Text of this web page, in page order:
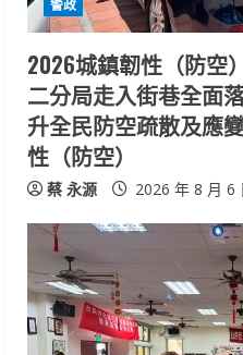
i
n
g
警政
2026城鎮韌性（防空
二分局走入街巷全面
升全民防空疏散及應
性（防空）
蔡 永源 2026 年 8 月 6